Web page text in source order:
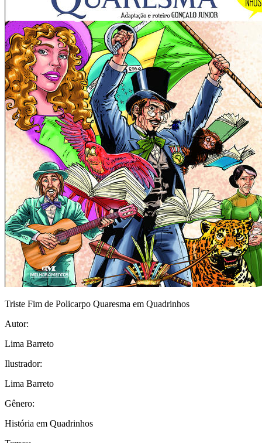
Triste Fim de Policarpo Quaresma em Quadrinhos
Autor:
Lima Barreto
Ilustrador:
Lima Barreto
Gênero:
História em Quadrinhos